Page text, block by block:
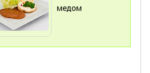
медом